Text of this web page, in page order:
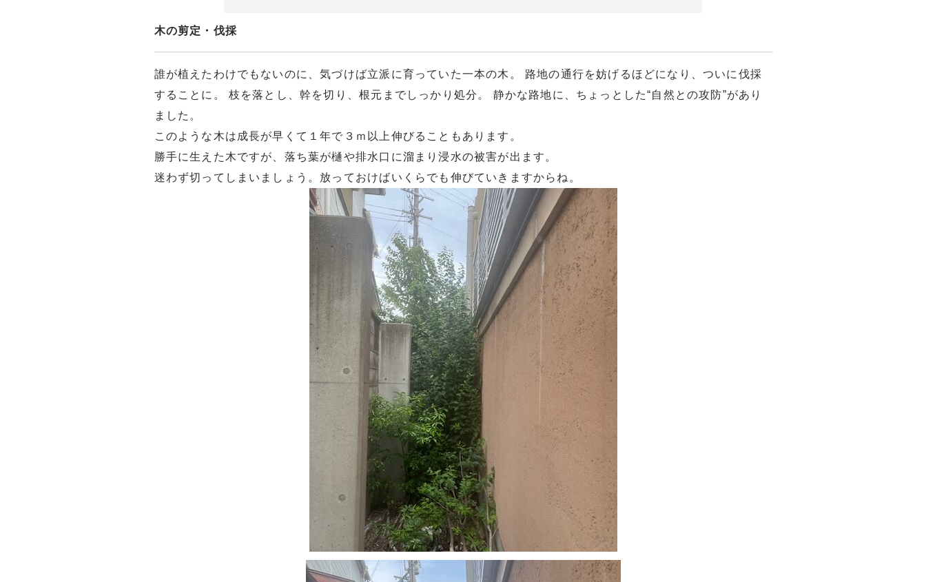
木の剪定・伐採
誰が植えたわけでもないのに、気づけば立派に育っていた一本の木。 路地の通行を妨げるほどになり、ついに伐採
することに。 枝を落とし、幹を切り、根元までしっかり処分。 静かな路地に、ちょっとした“自然との攻防”があり
ました。
このような木は成長が早くて１年で３ｍ以上伸びることもあります。
勝手に生えた木ですが、落ち葉が樋や排水口に溜まり浸水の被害が出ます。
迷わず切ってしまいましょう。放っておけばいくらでも伸びていきますからね。